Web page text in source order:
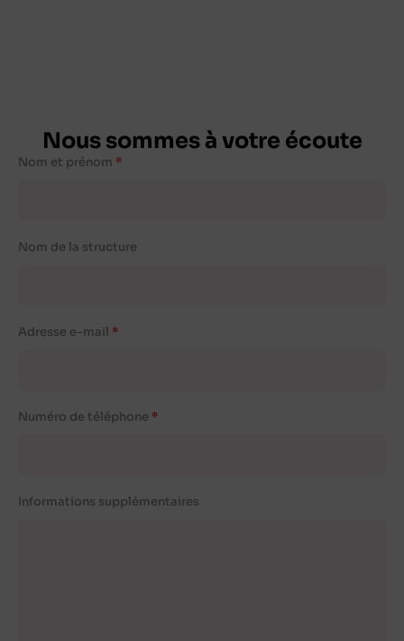
Nous sommes à votre écoute
Nom et prénom
Nom de la structure
Adresse e-mail
Numéro de téléphone
Informations supplémentaires